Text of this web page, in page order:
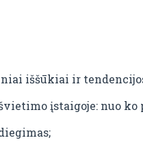
iššūkiai ir
įstaigoje: nuo ko